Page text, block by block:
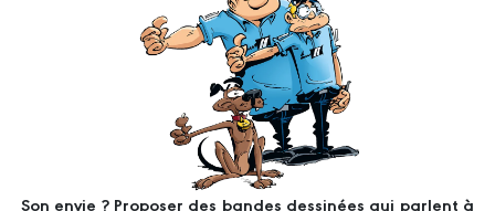
Son envie ? Proposer des bandes dessinées qui parlent à